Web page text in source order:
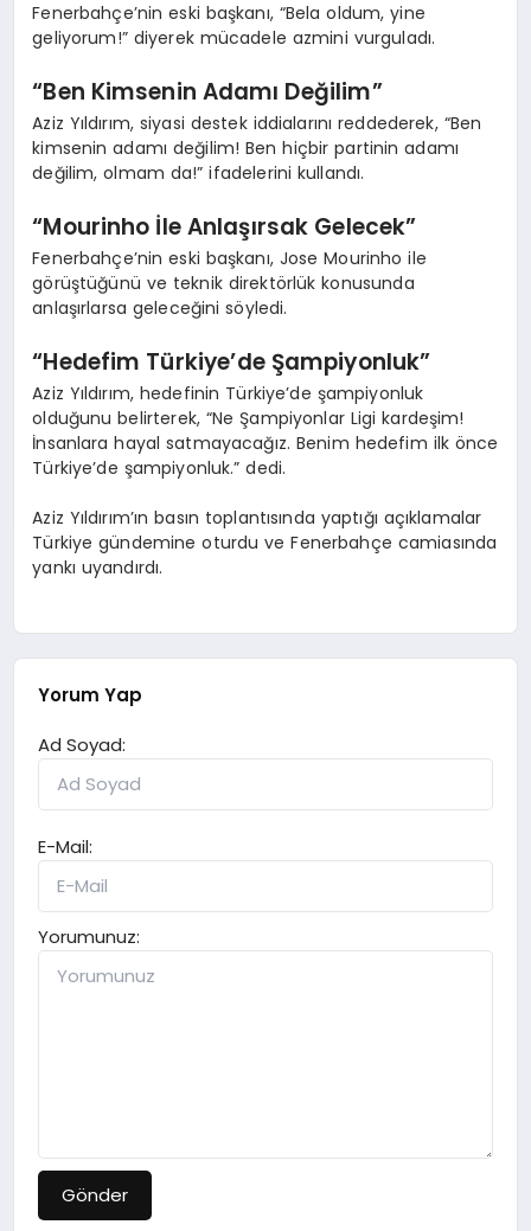
Fenerbahçe’nin eski başkanı, “Bela oldum, yine
geliyorum!” diyerek mücadele azmini vurguladı.
“Ben Kimsenin Adamı Değilim”
Aziz Yıldırım, siyasi destek iddialarını reddederek, “Ben
kimsenin adamı değilim! Ben hiçbir partinin adamı
değilim, olmam da!” ifadelerini kullandı.
“Mourinho İle Anlaşırsak Gelecek”
Fenerbahçe’nin eski başkanı, Jose Mourinho ile
görüştüğünü ve teknik direktörlük konusunda
anlaşırlarsa geleceğini söyledi.
“Hedefim Türkiye’de Şampiyonluk”
Aziz Yıldırım, hedefinin Türkiye’de şampiyonluk
olduğunu belirterek, “Ne Şampiyonlar Ligi kardeşim!
İnsanlara hayal satmayacağız. Benim hedefim ilk önce
Türkiye’de şampiyonluk.” dedi.
Aziz Yıldırım’ın basın toplantısında yaptığı açıklamalar
Türkiye gündemine oturdu ve Fenerbahçe camiasında
yankı uyandırdı.
Yorum Yap
Ad Soyad:
E-Mail:
Yorumunuz:
Gönder